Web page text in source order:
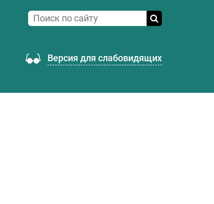
Версия для слабовидящих